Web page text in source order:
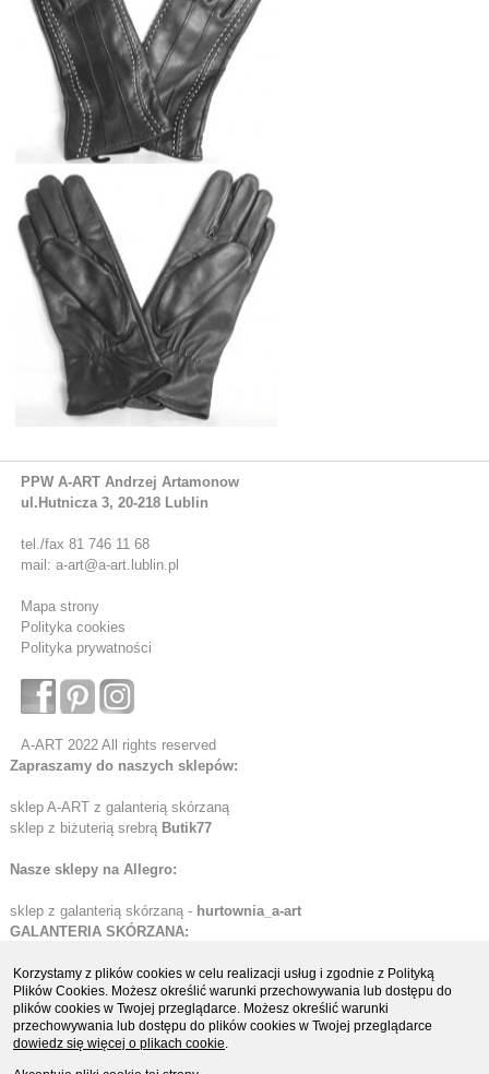
PPW A-ART Andrzej Artamonow
ul.Hutnicza 3, 20-218 Lublin
tel./fax 81 746 11 68
mail: a-art@a-art.lublin.pl
Mapa strony
Polityka cookies
Polityka prywatności
A-ART 2022 All rights reserved
Zapraszamy do naszych sklepów:
sklep A-ART z galanterią skórzaną
sklep z biżuterią srebrą Butik77
Nasze sklepy na Allegro:
sklep z galanterią skórzaną - hurtownia_a-art
GALANTERIA SKÓRZANA:
Etui skórzane
Portfele skórzane
Organizery i biwuary
Teczki i aktówki skórzane
Teczki ze skóry naturalnej
Korzystamy z plików cookies w celu realizacji usług i zgodnie z Polityką
Plików Cookies. Możesz określić warunki przechowywania lub dostępu do
plików cookies w Twojej przeglądarce. Możesz określić warunki
przechowywania lub dostępu do plików cookies w Twojej przeglądarce
dowiedz się więcej o plikach cookie.